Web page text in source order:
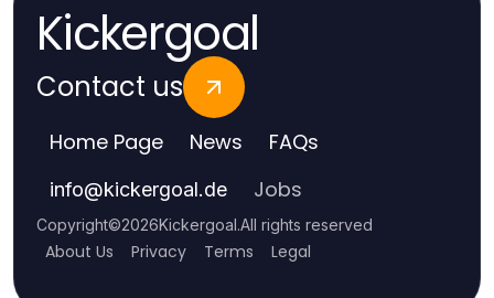
Kickergoal
Contact us
Home Page News FAQs
info@kickergoal.de Jobs
Copyright©2026Kickergoal.All rights reserved
About Us Privacy Terms Legal